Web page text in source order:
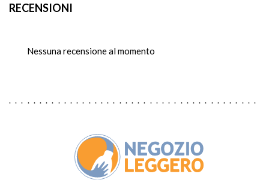
RECENSIONI
Nessuna recensione al momento